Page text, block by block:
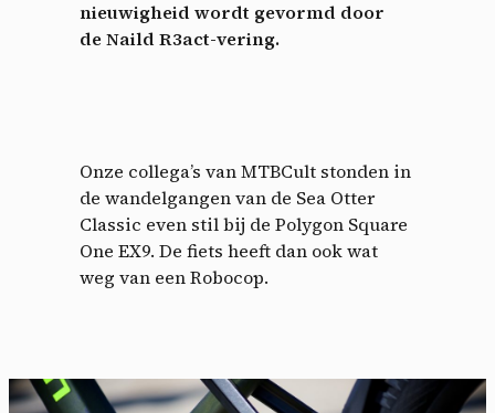
nieuwigheid wordt gevormd door
de Naild R3act-vering.
Onze collega’s van MTBCult stonden in
de wandelgangen van de Sea Otter
Classic even stil bij de Polygon Square
One EX9. De fiets heeft dan ook wat
weg van een Robocop.